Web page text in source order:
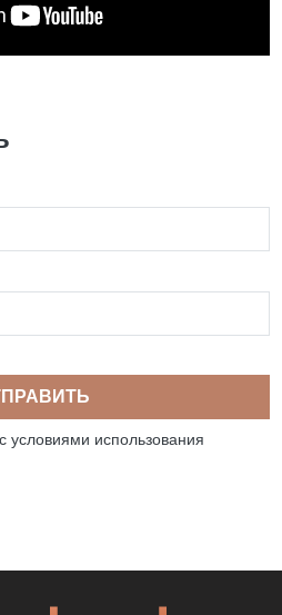
условиями использования